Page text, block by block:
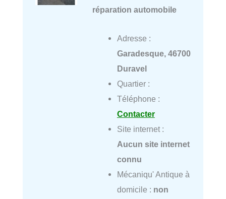
réparation automobile
Adresse :
Garadesque, 46700
Duravel
Quartier :
Téléphone :
Contacter
Site internet :
Aucun site internet
connu
Mécaniqu' Antique à
domicile : non